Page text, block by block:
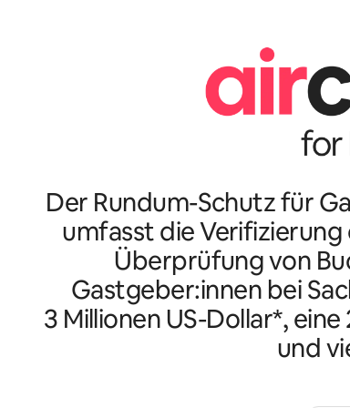
Der Rundum-Schutz für
umfasst die
Überprüfung von
Gastgeber:innen bei
3 Millionen US-Dollar*,
und